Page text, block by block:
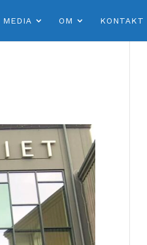
MEDIA OM KONTAKT